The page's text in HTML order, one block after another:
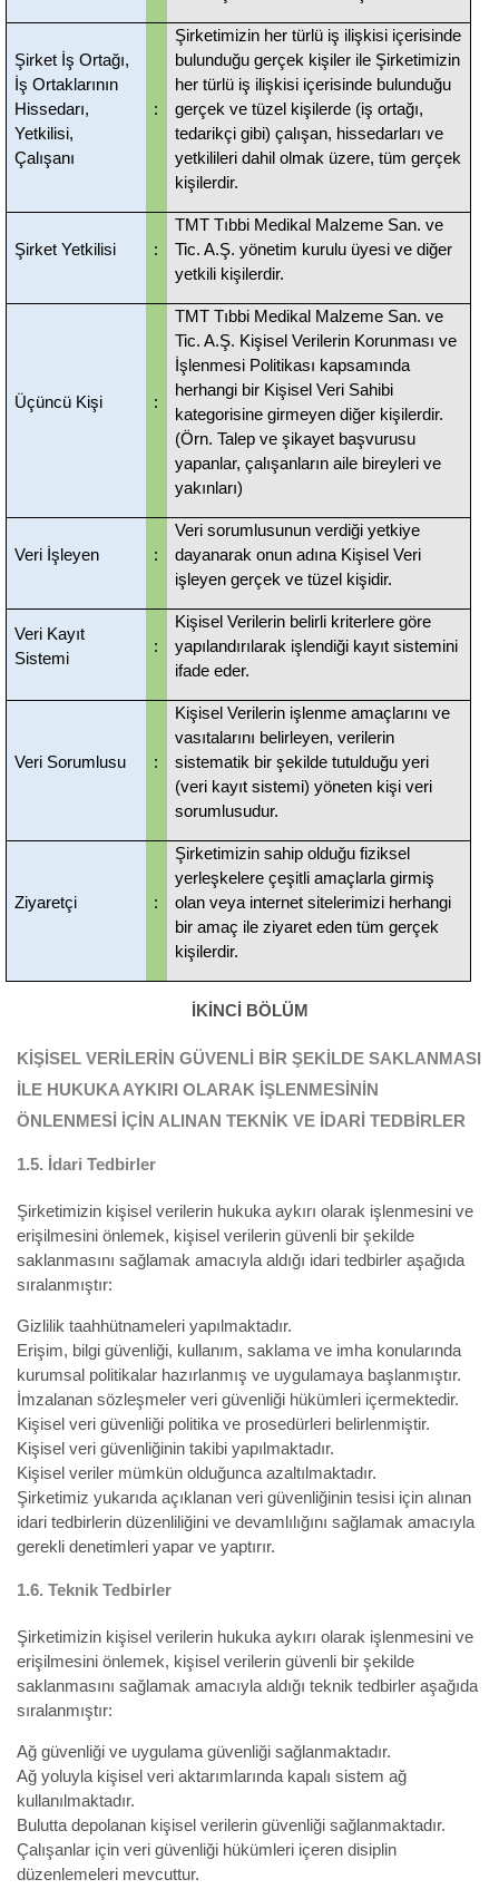
Şirket İş Ortağı,
İş Ortaklarının
Hissedarı,
Yetkilisi,
Çalışanı
:
Şirketimizin her türlü iş ilişkisi içerisinde
bulunduğu gerçek kişiler ile Şirketimizin
her türlü iş ilişkisi içerisinde bulunduğu
gerçek ve tüzel kişilerde (iş ortağı,
tedarikçi gibi) çalışan, hissedarları ve
yetkilileri dahil olmak üzere, tüm gerçek
kişilerdir.
Şirket Yetkilisi :
TMT Tıbbi Medikal Malzeme San. ve
Tic. A.Ş.yönetim kurulu üyesi ve diğer
yetkili kişilerdir.
Üçüncü Kişi :
TMT Tıbbi Medikal Malzeme San. ve
Tic. A.Ş. Kişisel Verilerin Korunması ve
İşlenmesi Politikası kapsamında
herhangi bir Kişisel Veri Sahibi
kategorisine girmeyen diğer kişilerdir.
(Örn. Talep ve şikayet başvurusu
yapanlar, çalışanların aile bireyleri ve
yakınları)
Veri İşleyen :
Veri sorumlusunun verdiği yetkiye
dayanarak onun adına Kişisel Veri
işleyen gerçek ve tüzel kişidir.
Veri Kayıt
Sistemi
:
Kişisel Verilerin belirli kriterlere göre
yapılandırılarak işlendiği kayıt sistemini
ifade eder.
Veri Sorumlusu :
Kişisel Verilerin işlenme amaçlarını ve
vasıtalarını belirleyen, verilerin
sistematik bir şekilde tutulduğu yeri
(veri kayıt sistemi) yöneten kişi veri
sorumlusudur.
Ziyaretçi :
Şirketimizin sahip olduğu fiziksel
yerleşkelere çeşitli amaçlarla girmiş
olan veya internet sitelerimizi herhangi
bir amaç ile ziyaret eden tüm gerçek
kişilerdir.
İKİNCİ BÖLÜM
KİŞİSEL VERİLERİN GÜVENLİ BİR ŞEKİLDE SAKLANMASI
İLE HUKUKA AYKIRI OLARAK İŞLENMESİNİN
ÖNLENMESİ İÇİN ALINAN TEKNİK VE İDARİ TEDBİRLER
1.5. İdari Tedbirler
Şirketimizin kişisel verilerin hukuka aykırı olarak işlenmesini ve
erişilmesini önlemek, kişisel verilerin güvenli bir şekilde
saklanmasını sağlamak amacıyla aldığı idari tedbirler aşağıda
sıralanmıştır:
Gizlilik taahhütnameleri yapılmaktadır.
Erişim, bilgi güvenliği, kullanım, saklama ve imha konularında
kurumsal politikalar hazırlanmış ve uygulamaya başlanmıştır.
İmzalanan sözleşmeler veri güvenliği hükümleri içermektedir.
Kişisel veri güvenliği politika ve prosedürleri belirlenmiştir.
Kişisel veri güvenliğinin takibi yapılmaktadır.
Kişisel veriler mümkün olduğunca azaltılmaktadır.
Şirketimiz yukarıda açıklanan veri güvenliğinin tesisi için alınan
idari tedbirlerin düzenliliğini ve devamlılığını sağlamak amacıyla
gerekli denetimleri yapar ve yaptırır.
1.6. Teknik Tedbirler
Şirketimizin kişisel verilerin hukuka aykırı olarak işlenmesini ve
erişilmesini önlemek, kişisel verilerin güvenli bir şekilde
saklanmasını sağlamak amacıyla aldığı teknik tedbirler aşağıda
sıralanmıştır:
Ağ güvenliği ve uygulama güvenliği sağlanmaktadır.
Ağ yoluyla kişisel veri aktarımlarında kapalı sistem ağ
kullanılmaktadır.
Bulutta depolanan kişisel verilerin güvenliği sağlanmaktadır.
Çalışanlar için veri güvenliği hükümleri içeren disiplin
düzenlemeleri mevcuttur.